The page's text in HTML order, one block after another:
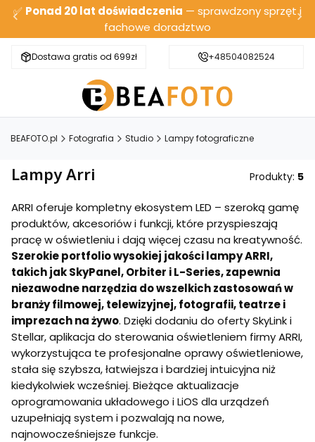
✅ Ponad 20 lat doświadczenia — sprawdzony sprzęt i
fachowe doradztwo
Dostawa gratis od 699zł Bezpieczna wysyłka
+48504082524
BEAFOTO.pl Fotografia Studio Lampy fotograficzne
Lampy Arri Produkty: 5
ARRI oferuje kompletny ekosystem LED – szeroką gamę
produktów, akcesoriów i funkcji, które przyspieszają
pracę w oświetleniu i dają więcej czasu na kreatywność.
Szerokie portfolio wysokiej jakości lampy ARRI,
takich jak SkyPanel, Orbiter i L-Series, zapewnia
niezawodne narzędzia do wszelkich zastosowań w
branży filmowej, telewizyjnej, fotografii, teatrze i
imprezach na żywo. Dzięki dodaniu do oferty SkyLink i
Stellar, aplikacja do sterowania oświetleniem firmy ARRI,
wykorzystująca te profesjonalne oprawy oświetleniowe,
stała się szybsza, łatwiejsza i bardziej intuicyjna niż
kiedykolwiek wcześniej. Bieżące aktualizacje
oprogramowania układowego i LiOS dla urządzeń
uzupełniają system i pozwalają na nowe,
najnowocześniejsze funkcje.